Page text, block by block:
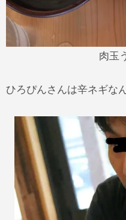
肉玉
ひろぴんさんは辛ネギな